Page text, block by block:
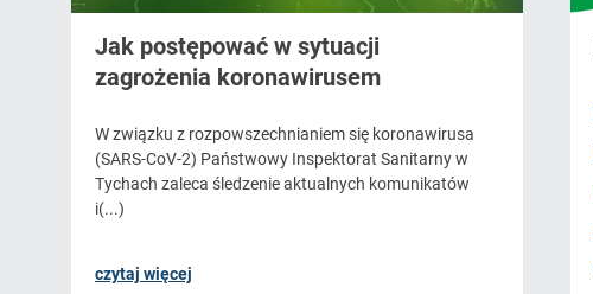
Jak postępować w sytuacji
zagrożenia koronawirusem
W związku z rozpowszechnianiem się koronawirusa
(SARS-CoV-2) Państwowy Inspektorat Sanitarny w
Tychach zaleca śledzenie aktualnych komunikatów
i(...)
czytaj więcej